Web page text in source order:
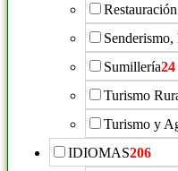
Sumillería24
Turismo
Turismo y
IDIOMAS206